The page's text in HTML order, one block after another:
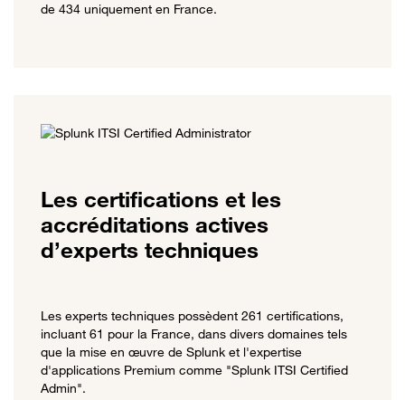
de 434 uniquement en France.
Les certifications et les
accréditations actives
d’experts techniques
Les experts techniques possèdent 261 certifications,
incluant 61 pour la France, dans divers domaines tels
que la mise en œuvre de Splunk et l'expertise
d'applications Premium comme "Splunk ITSI Certified
Admin".